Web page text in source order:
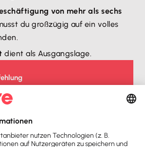
von mehr als sechs
du großzügig auf ein volles
dient als Ausgangslage.
Lohn & Gehalt
einfach, schnell und